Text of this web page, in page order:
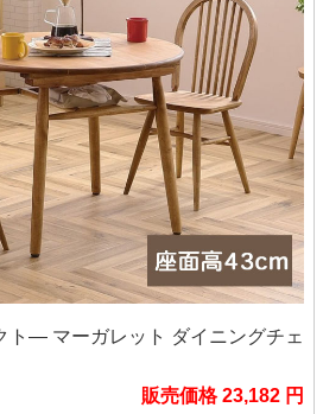
― マーガレット ダイニングチェ
販売価格 23,182 円